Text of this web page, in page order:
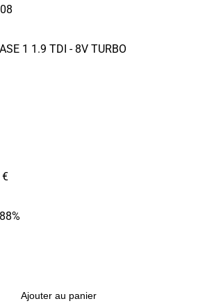
1 1.9 TDI - 8V TURBO
Ajouter au panier